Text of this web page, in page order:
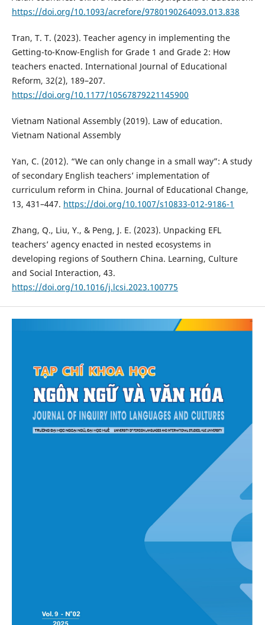
https://doi.org/10.1093/acrefore/9780190264093.013.838
Tran, T. T. (2023). Teacher agency in implementing the
Getting-to-Know-English for Grade 1 and Grade 2: How
teachers enacted. International Journal of Educational
Reform, 32(2), 189–207.
https://doi.org/10.1177/10567879221145900
Vietnam National Assembly (2019). Law of education.
Vietnam National Assembly
Yan, C. (2012). “We can only change in a small way”: A study
of secondary English teachers’ implementation of
curriculum reform in China. Journal of Educational Change,
13, 431–447. https://doi.org/10.1007/s10833-012-9186-1
Zhang, Q., Liu, Y., & Peng, J. E. (2023). Unpacking EFL
teachers’ agency enacted in nested ecosystems in
developing regions of Southern China. Learning, Culture
and Social Interaction, 43.
https://doi.org/10.1016/j.lcsi.2023.100775